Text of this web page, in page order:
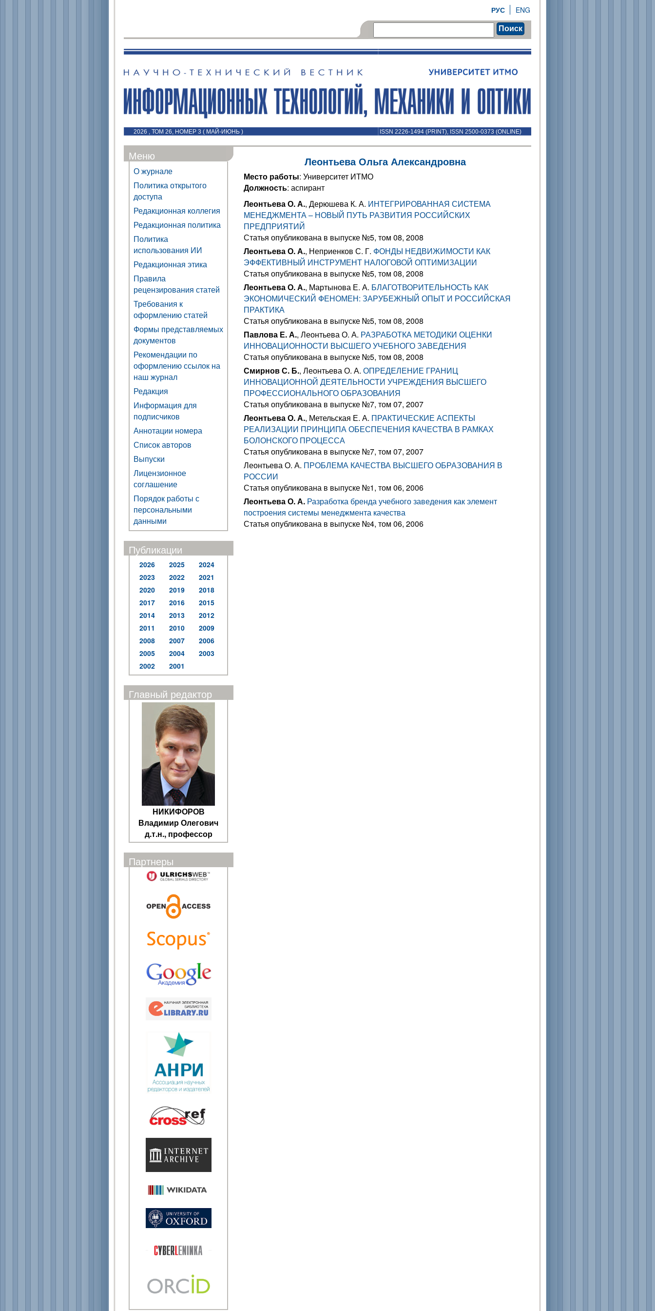
ENG
РУС
Поиск
2026 , ТОМ 26, НОМЕР 3 ( МАЙ-ИЮНЬ ) ISSN 2226-1494 (PRINT), ISSN 2500-0373 (ONLINE)
Меню
О журнале
Политика открытого
доступа
Редакционная коллегия
Редакционная политика
Политика
использования ИИ
Редакционная этика
Правила
рецензирования статей
Требования к
оформлению статей
Формы представляемых
документов
Рекомендации по
оформлению ссылок на
наш журнал
Редакция
Информация для
подписчиков
Аннотации номера
Список авторов
Выпуски
Лицензионное
соглашение
Порядок работы с
персональными
данными
Публикации
2026 2025
2024
2023
2022
2021
2020
2019
2018
2017
2016
2015
2014
2013
2012
2011
2010
2009
2008
2007
2006
2005
2004
2003
2002
2001
Главный редактор
НИКИФОРОВ
Владимир Олегович
д.т.н., профессор
Партнеры
Леонтьева Ольга Александровна
Место работы: Университет ИТМО
Должность: аспирант
Леонтьева О. А., Дерюшева К. А. ИНТЕГРИРОВАННАЯ СИСТЕМА
МЕНЕДЖМЕНТА – НОВЫЙ ПУТЬ РАЗВИТИЯ РОССИЙСКИХ
ПРЕДПРИЯТИЙ
Статья опубликована в выпуске №5, том 08, 2008
Леонтьева О. А., Неприенков С. Г. ФОНДЫ НЕДВИЖИМОСТИ КАК
ЭФФЕКТИВНЫЙ ИНСТРУМЕНТ НАЛОГОВОЙ ОПТИМИЗАЦИИ
Статья опубликована в выпуске №5, том 08, 2008
Леонтьева О. А., Мартынова Е. А. БЛАГОТВОРИТЕЛЬНОСТЬ КАК
ЭКОНОМИЧЕСКИЙ ФЕНОМЕН: ЗАРУБЕЖНЫЙ ОПЫТ И РОССИЙСКАЯ
ПРАКТИКА
Статья опубликована в выпуске №5, том 08, 2008
Павлова Е. А., Леонтьева О. А. РАЗРАБОТКА МЕТОДИКИ ОЦЕНКИ
ИННОВАЦИОННОСТИ ВЫСШЕГО УЧЕБНОГО ЗАВЕДЕНИЯ
Статья опубликована в выпуске №5, том 08, 2008
Смирнов С. Б., Леонтьева О. А. ОПРЕДЕЛЕНИЕ ГРАНИЦ
ИННОВАЦИОННОЙ ДЕЯТЕЛЬНОСТИ УЧРЕЖДЕНИЯ ВЫСШЕГО
ПРОФЕССИОНАЛЬНОГО ОБРАЗОВАНИЯ
Статья опубликована в выпуске №7, том 07, 2007
Леонтьева О. А., Метельская Е. А. ПРАКТИЧЕСКИЕ АСПЕКТЫ
РЕАЛИЗАЦИИ ПРИНЦИПА ОБЕСПЕЧЕНИЯ КАЧЕСТВА В РАМКАХ
БОЛОНСКОГО ПРОЦЕССА
Статья опубликована в выпуске №7, том 07, 2007
Леонтьева О. А. ПРОБЛЕМА КАЧЕСТВА ВЫСШЕГО ОБРАЗОВАНИЯ В
РОССИИ
Статья опубликована в выпуске №1, том 06, 2006
Леонтьева О. А. Разработка бренда учебного заведения как элемент
построения системы менеджмента качества
Статья опубликована в выпуске №4, том 06, 2006